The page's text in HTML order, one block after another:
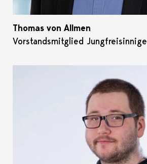
Thomas von Allmen
Vorstandsmitglied